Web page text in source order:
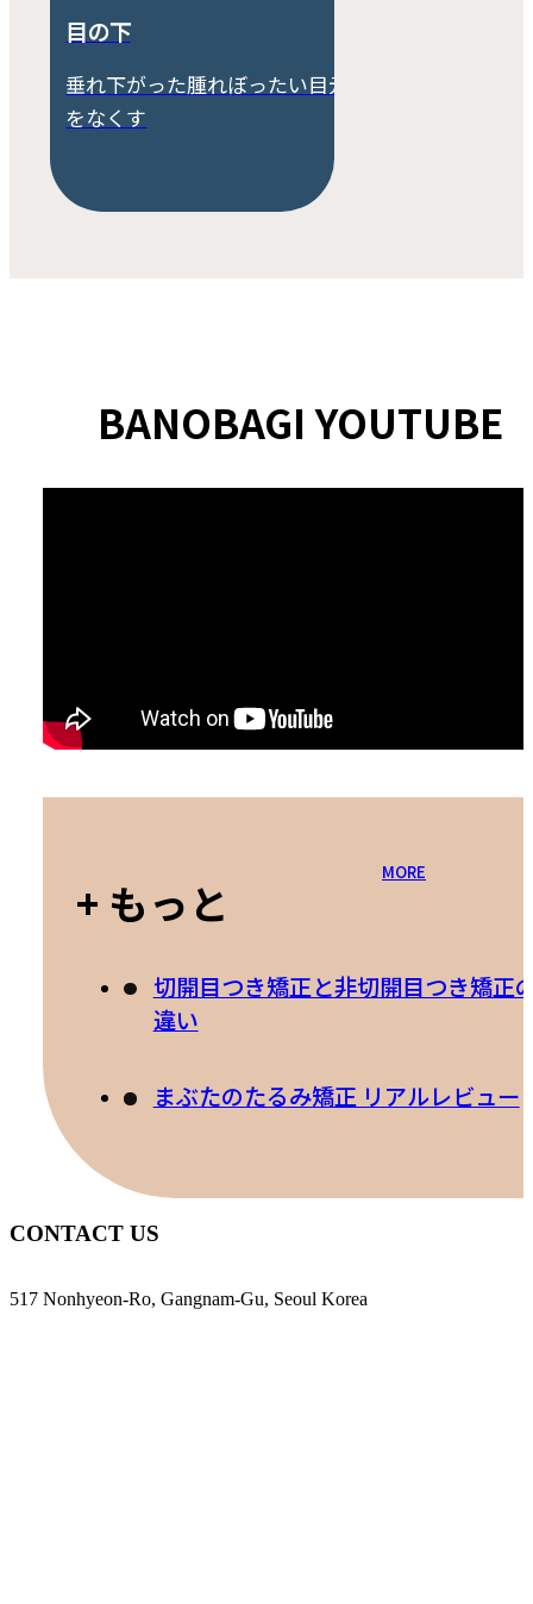
目の下
垂れ下がった腫れぼったい目元
をなくす
BANOBAGI YOUTUBE
+ もっと
MORE
切開目つき矯正と非切開目つき矯正
違い
まぶたのたるみ矯正 リアルレビュー
CONTACT US
517 Nonhyeon-Ro, Gangnam-Gu, Seoul Korea